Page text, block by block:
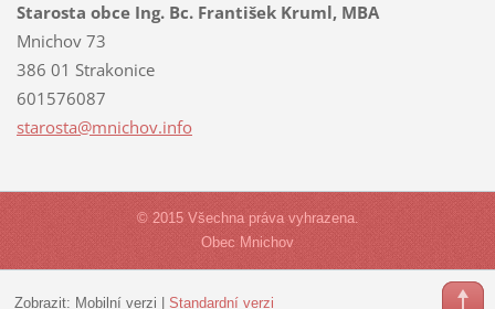
Starosta obce Ing. Bc. František Kruml, MBA
Mnichov 73
386 01 Strakonice
601576087
starosta@mnichov.info
© 2015 Všechna práva vyhrazena.
Obec Mnichov
Zobrazit: Mobilní verzi Standardní verzi